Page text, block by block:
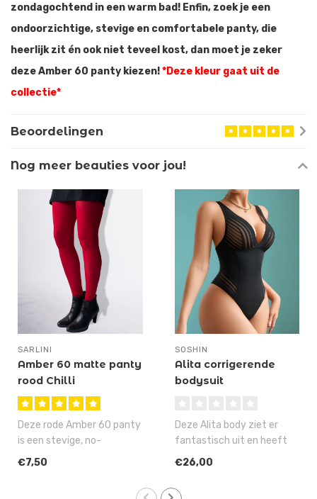
zondagochtend in een warm bad! Enfin, zoek je een
ondoorzichtige, stevige en comfortabele panty, die
heerlijk zit én ook niet teveel kost, dan moet je zeker
deze Amber 60 panty kiezen!*Deze kleur gaat uit de
collectie*
Beoordelingen
Nog meer beauties voor jou!
SARLINI
Amber 60 matte panty
rood Chilli
Deze rode Amber 60 panty
is een stevige, no-
nonsense panty met een
€7,50
SOSHIN
Alita corrigerende
bodysuit
Deze Alita body ziet er
fantastisch uit en heeft
ook nog een corrigerende
€26,00